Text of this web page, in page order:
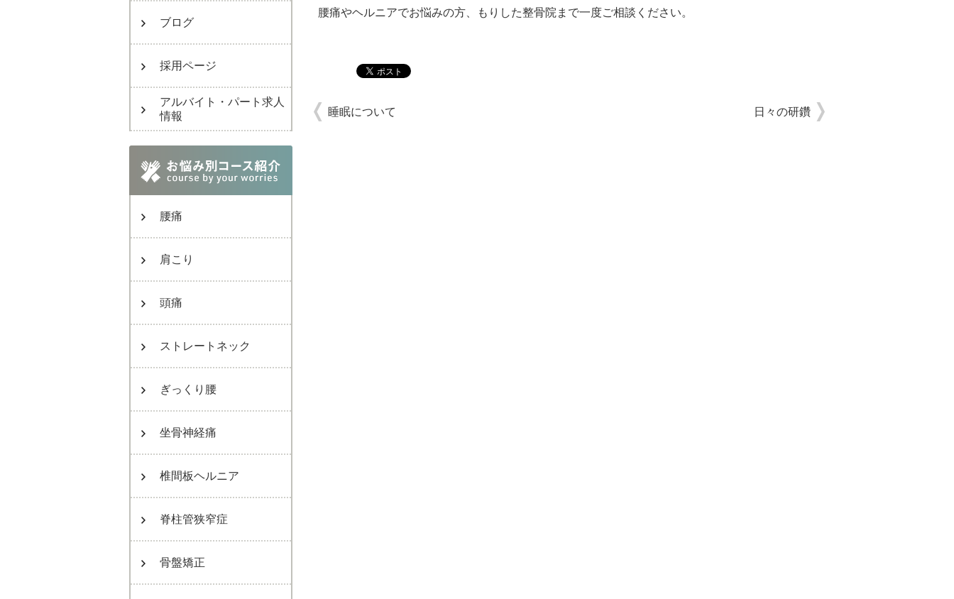
ブログ
採用ページ
アルバイト・パート求人
情報
腰痛
肩こり
頭痛
ストレートネック
ぎっくり腰
坐骨神経痛
椎間板ヘルニア
脊柱管狭窄症
骨盤矯正
腰痛やヘルニアでお悩みの方、もりした整骨院まで一度ご相談ください。
睡眠について 日々の研鑽